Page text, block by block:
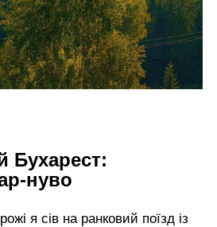
Бухарест:
нуво
я сів на ранковий поїзд із